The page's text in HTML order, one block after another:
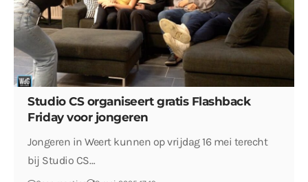
Studio CS organiseert gratis Flashback
Friday voor jongeren
Jongeren in Weert kunnen op vrijdag 16 mei terecht
bij Studio CS…